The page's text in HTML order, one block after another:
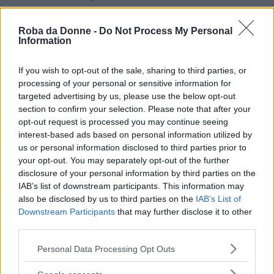
Roba da Donne - Do Not Process My Personal
Information
If you wish to opt-out of the sale, sharing to third parties, or
processing of your personal or sensitive information for
targeted advertising by us, please use the below opt-out
section to confirm your selection. Please note that after your
opt-out request is processed you may continue seeing
interest-based ads based on personal information utilized by
us or personal information disclosed to third parties prior to
your opt-out. You may separately opt-out of the further
disclosure of your personal information by third parties on the
IAB’s list of downstream participants. This information may
also be disclosed by us to third parties on the IAB’s List of
Downstream Participants that may further disclose it to other
Please note that this website/app uses one or more Google
not limited to your visit or usage behaviour. You may click to
Personal Data Processing Opt Outs
nello stesso momento, tenendoci per mano
come abbiamo fatto sempre nella nostra vita“.
Ilpensierodell’attore non può che fare
riflettere il pubblico, che può comprendere
meglio il momento difficile che l’85enne si
trova a vivere da tempo.
Continua a leggere dopo la pubblicità
IlPonteficenon ha lasciato cadere larichiesta
dell’artista pugliese, ma gli ha risposto, a
dimostrazione di come capisca bene il punto di
vista dell’ex protagonista diUn medico in
famiglia: “Il Papa mi ha detto che non ha il